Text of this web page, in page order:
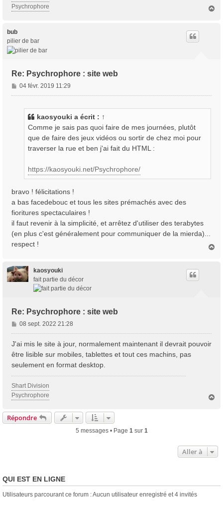
Psychrophore
bub
pilier de bar
Re: Psychrophore : site web
M
e
04 févr. 2019 11:29
kaosyouki a écrit : ↑
Comme je sais pas quoi faire de mes journées, plutôt
que de faire des jeux vidéos ou sortir de chez moi pour
traverser la rue et ben j'ai fait du HTML :
https://kaosyouki.net/Psychrophore/
bravo ! félicitations !
a bas facedebouc et tous les sites prémachés avec des
fioritures spectaculaires !
il faut revenir à la simplicité, et arrêtez d'utiliser des terabytes
(en plus c'est généralement pour communiquer de la mierda)...
respect !
kaosyouki
fait partie du décor
Re: Psychrophore : site web
M
e
s
g
e
08 sept. 2022 21:28
J'ai mis le site à jour, normalement maintenant il devrait pouvoir
être lisible sur mobiles, tablettes et tout ces machins, pas
seulement en format desktop.
Shart Division
Psychrophore
Répondre
5 messages • Page 1sur 1
Aller à
QUI EST EN LIGNE
Utilisateurs parcourant ce forum : Aucun utilisateur enregistré et 4 invités